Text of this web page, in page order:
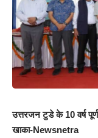
उत्तरजन टुडे के 10 वर्ष
खाका-Newsnetra